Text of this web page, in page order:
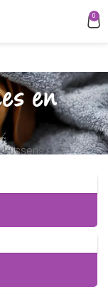
0
en
kussens